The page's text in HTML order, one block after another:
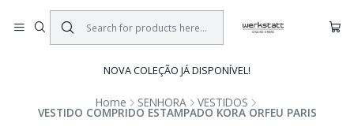
NOVA COLEÇÃO JÁ DISPONÍVEL!
Home SENHORA VESTIDOS
VESTIDO COMPRIDO ESTAMPADO KORA ORFEU PARIS